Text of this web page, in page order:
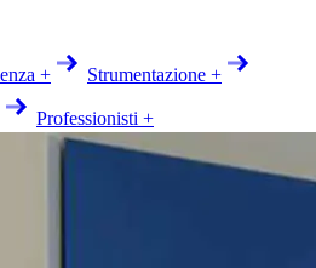
+ Strumentazione +
Professionisti +